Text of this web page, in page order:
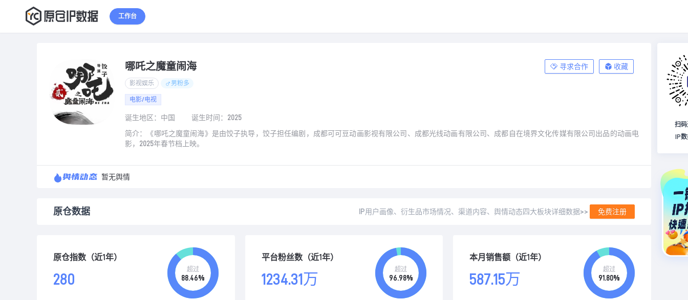
工作台
哪吒之魔童闹海 寻求合作 收藏
影视娱乐 男粉多
电影/电视
诞生地区：中国 诞生时间：2025
简介：《哪吒之魔童闹海》是由饺子执导，饺子担任编剧，成都可可豆动画影视有限公司、成都光线动画有限公司、成都自在境界文化传媒有限公司出品的动画电
影，2025年春节档上映。
舆情动态 暂无舆情
原仓数据 IP用户画像、衍生品市场情况、渠道内容、舆情动态四大板块详细数据>> 免费注册
原仓指数（近1年）
280
超过
88.46%
平台粉丝数（近1年）
1234.31万
超过
96.98%
本月销售额（近1年）
587.15万
超过
91.80%
扫码
IP